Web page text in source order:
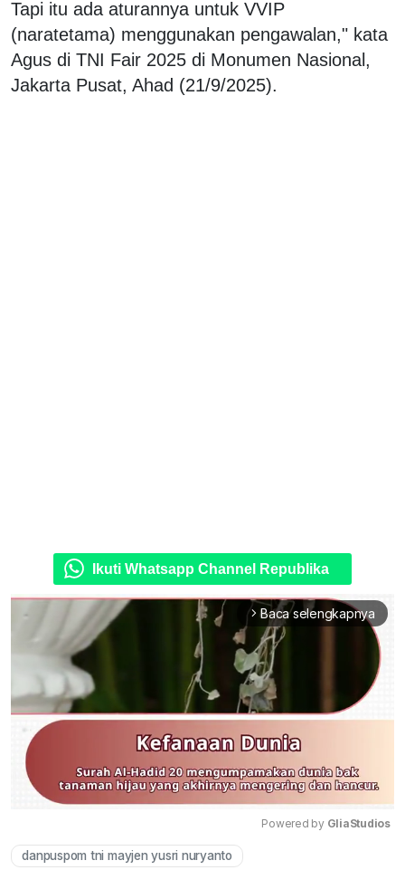
Tapi itu ada aturannya untuk VVIP
(naratetama) menggunakan pengawalan," kata
Agus di TNI Fair 2025 di Monumen Nasional,
Jakarta Pusat, Ahad (21/9/2025).
Ikuti Whatsapp Channel Republika
arrow_forward_ios Baca selengkapnya
Powered by GliaStudios
danpuspom tni mayjen yusri nuryanto